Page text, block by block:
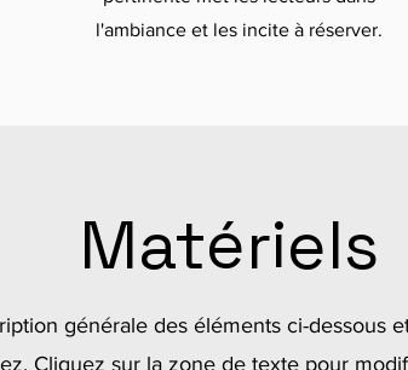
l'ambiance et les incite à réserver.
Matériels
générale des éléments ci-dessous
Cliquez sur la zone de texte pour